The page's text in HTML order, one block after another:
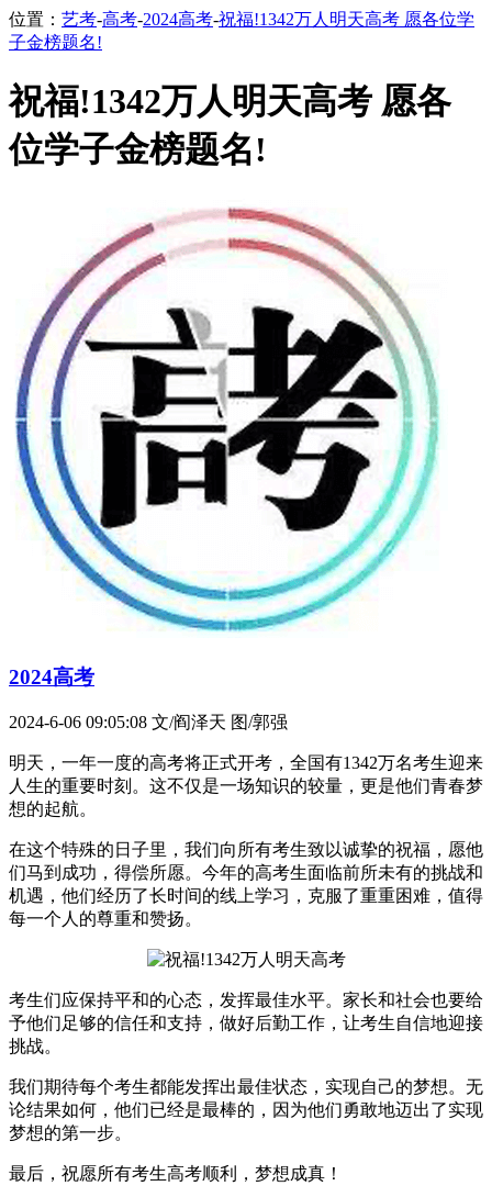
位置： 艺考-高考-2024高考-祝福!1342万人明天高考 愿各位学
子金榜题名!
祝福!1342万人明天高考 愿各
位学子金榜题名!
2024高考
2024-6-06 09:05:08 文/阎泽天 图/郭强
明天，一年一度的高考将正式开考，全国有1342万名考生迎来
人生的重要时刻。这不仅是一场知识的较量，更是他们青春梦
想的起航。
在这个特殊的日子里，我们向所有考生致以诚挚的祝福，愿他
们马到成功，得偿所愿。今年的高考生面临前所未有的挑战和
机遇，他们经历了长时间的线上学习，克服了重重困难，值得
每一个人的尊重和赞扬。
考生们应保持平和的心态，发挥最佳水平。家长和社会也要给
予他们足够的信任和支持，做好后勤工作，让考生自信地迎接
挑战。
我们期待每个考生都能发挥出最佳状态，实现自己的梦想。无
论结果如何，他们已经是最棒的，因为他们勇敢地迈出了实现
梦想的第一步。
最后，祝愿所有考生高考顺利，梦想成真！